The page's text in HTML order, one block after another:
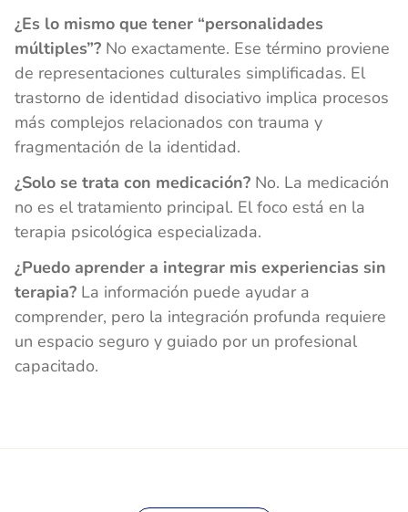
¿Es lo mismo que tener “personalidades
múltiples”? No exactamente. Ese término proviene
de representaciones culturales simplificadas. El
trastorno de identidad disociativo implica procesos
más complejos relacionados con trauma y
fragmentación de la identidad.
¿Solo se trata con medicación? No. La medicación
no es el tratamiento principal. El foco está en la
terapia psicológica especializada.
¿Puedo aprender a integrar mis experiencias sin
terapia? La información puede ayudar a
comprender, pero la integración profunda requiere
un espacio seguro y guiado por un profesional
capacitado.